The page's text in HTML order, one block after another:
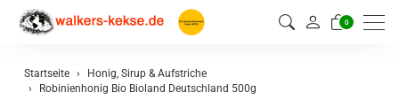
0
Startseite
Honig, Sirup & Aufstriche
Robinienhonig Bio Bioland Deutschland 500g